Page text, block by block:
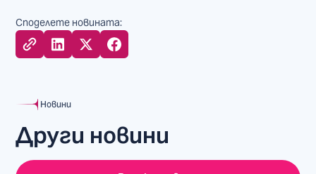
Споделете новината:
Новини
Други новини